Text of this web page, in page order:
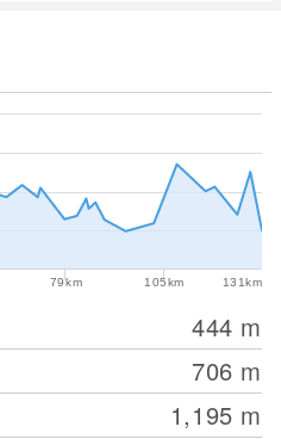
79km 105km 131km
444 m
706 m
1,195 m